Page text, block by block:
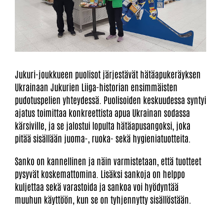
Jukuri-joukkueen puolisot järjestävät hätäapukeräyksen
Ukrainaan Jukurien Liiga-historian ensimmäisten
pudotuspelien yhteydessä. Puolisoiden keskuudessa syntyi
ajatus toimittaa konkreettista apua Ukrainan sodassa
kärsiville, ja se jalostui lopulta hätäapusangoksi, joka
pitää sisällään juoma-, ruoka- sekä hygieniatuotteita.
Sanko on kannellinen ja näin varmistetaan, että tuotteet
pysyvät koskemattomina. Lisäksi sankoja on helppo
kuljettaa sekä varastoida ja sankoa voi hyödyntää
muuhun käyttöön, kun se on tyhjennytty sisällöstään.